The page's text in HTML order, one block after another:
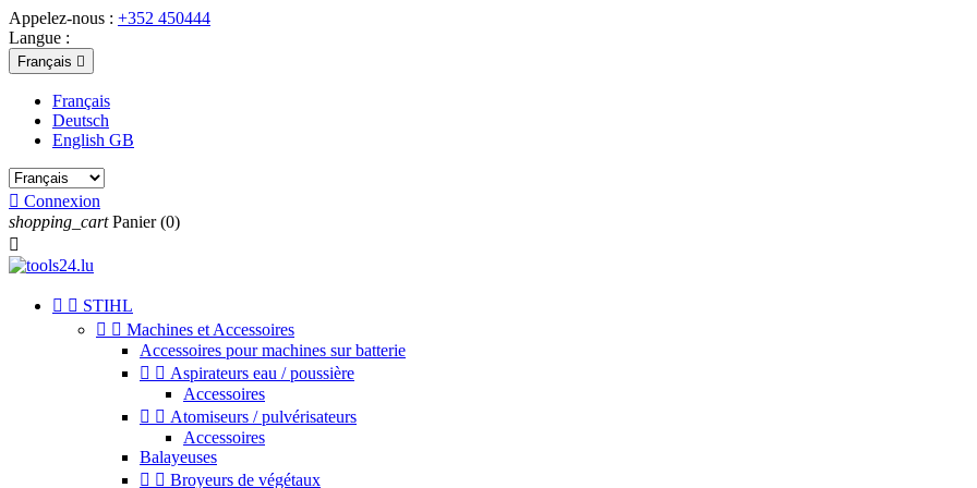
Appelez-nous : +352 450444
Langue :
Français 
Français
Deutsch
English GB
 Connexion
shopping_cart Panier (0)

  STIHL
  Machines et Accessoires
Accessoires pour machines sur batterie
  Aspirateurs eau / poussière
Accessoires
  Atomiseurs / pulvérisateurs
Accessoires
Balayeuses
  Broyeurs de végétaux